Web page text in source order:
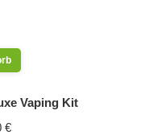
Vaping Kit
€